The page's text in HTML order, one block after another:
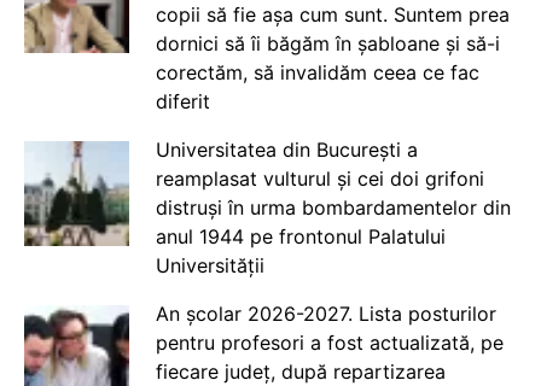
copii să fie așa cum sunt. Suntem prea
dornici să îi băgăm în șabloane și să-i
corectăm, să invalidăm ceea ce fac
diferit
Universitatea din București a
reamplasat vulturul și cei doi grifoni
distruși în urma bombardamentelor din
anul 1944 pe frontonul Palatului
Universității
An școlar 2026-2027. Lista posturilor
pentru profesori a fost actualizată, pe
fiecare județ, după repartizarea